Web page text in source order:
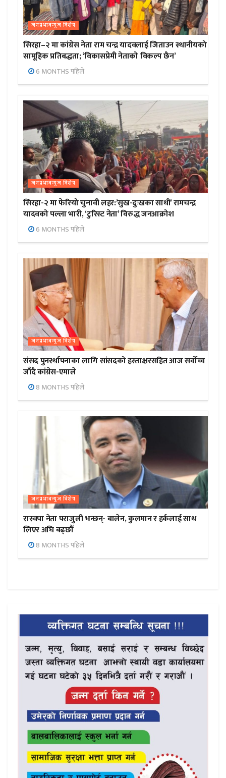
जनप्रभाबन्युज विशेष
सिरहा–२ मा कांग्रेस नेता राम चन्द्र यादवलाई जिताउन स्थानीयको
सामूहिक प्रतिबद्धता; ‘विकासप्रेमी नेताको विकल्प छैन’
6 MONTHS पहिले
जनप्रभाबन्युज विशेष
सिरहा-२ मा फेरियो चुनावी लहर:’सुख-दुःखका साथी’ रामचन्द्र
यादवको पल्ला भारी, ‘टुरिस्ट नेता’ विरुद्ध जनआक्रोश
6 MONTHS पहिले
जनप्रभाबन्युज विशेष
संसद पुनर्स्थापनाका लागि सांसदको हस्ताक्षरसहित आज सर्वोच्च
जाँदै कांग्रेस-एमाले
8 MONTHS पहिले
जनप्रभाबन्युज विशेष
रास्वपा नेता पराजुली भन्छन्- बालेन, कुलमान र हर्कलाई साथ
लिएर अघि बढ्छौँ
8 MONTHS पहिले